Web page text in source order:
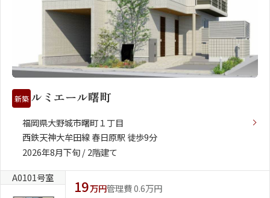
新築 ルミエール曙町
福岡県大野城市曙町１丁目
西鉄天神大牟田線 春日原駅 徒歩9分
2026年8月下旬 / 2階建て
A0101号室
19万円管理費 0.6万円